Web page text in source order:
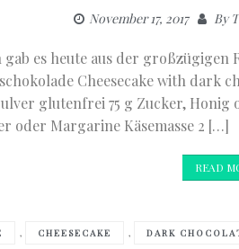
November 17, 2017 By
gab es heute aus der großzügigen
Cheesecake with dark
glutenfrei 75 g Zucker,
oder Margarine Käsemasse 2 […]
READ
, CHEESECAKE , DARK